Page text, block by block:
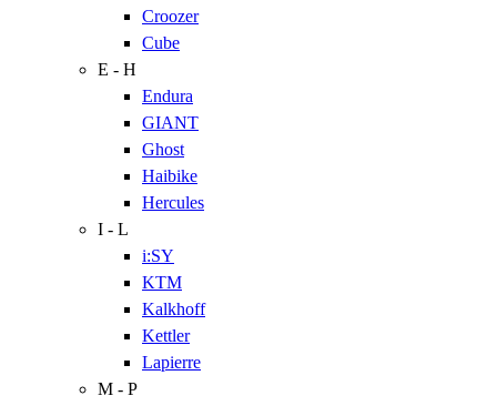
Croozer
Cube
E - H
Endura
GIANT
Ghost
Haibike
Hercules
I - L
i:SY
KTM
Kalkhoff
Kettler
Lapierre
M - P